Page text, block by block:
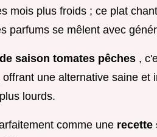
mois plus froids ; ce plat
parfums se mêlent avec
saison tomates pêches ,
une alternative saine et
lourds.
comme une recette